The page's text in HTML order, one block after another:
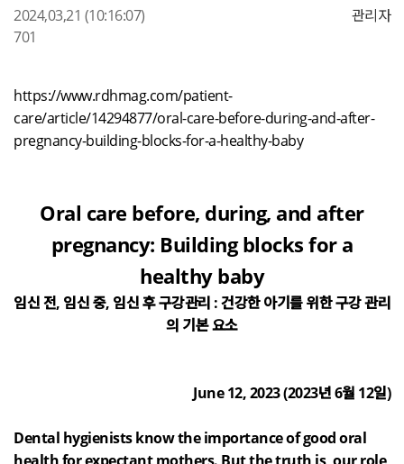
관리자
2024,03,21 (10:16:07)
701
https://www.rdhmag.com/patient-
care/article/14294877/oral-care-before-during-and-after-
pregnancy-building-blocks-for-a-healthy-baby
Oral care before, during, and after
pregnancy: Building blocks for a
healthy baby
임신 전, 임신 중, 임신 후 구강관리 :건강한 아기를 위한 구강 관리
의 기본 요소
June 12, 2023 (2023년6월 12일)
Dental hygienists know the importance of good oral